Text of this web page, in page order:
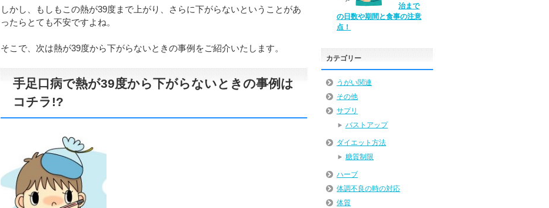
しかし、もしもこの熱が39度まで上がり、さらに下がらないということがあ
ったらとても不安ですよね。
そこで、次は熱が39度から下がらないときの事例をご紹介いたします。
手足口病で熱が39度から下がらないときの事例は
コチラ!?
治まで
の日数や期間と食事の注意
点！
カテゴリー
うがい関連
その他
サプリ
バストアップ
ダイエット方法
糖質制限
ハーブ
体調不良の時の対応
体質